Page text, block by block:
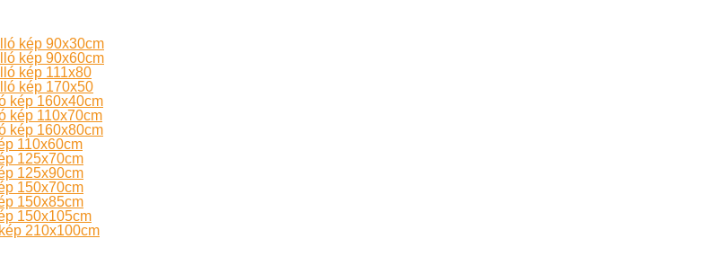
kép 90x30cm
kép 90x60cm
kép 111x80
kép 170x50
kép 160x40cm
kép 110x70cm
kép 160x80cm
110x60cm
125x70cm
125x90cm
150x70cm
150x85cm
150x105cm
210x100cm